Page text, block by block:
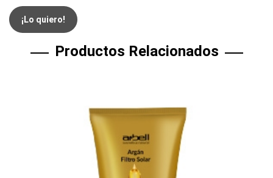
¡Lo quiero!
Productos Relacionados